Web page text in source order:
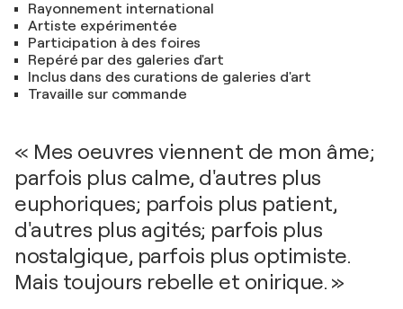
Rayonnement international
Artiste expérimentée
Participation à des foires
Repéré par des galeries d'art
Inclus dans des curations de galeries d'art
Travaille sur commande
« Mes oeuvres viennent de mon âme;
parfois plus calme, d'autres plus
euphoriques; parfois plus patient,
d'autres plus agités; parfois plus
nostalgique, parfois plus optimiste.
Mais toujours rebelle et onirique. »